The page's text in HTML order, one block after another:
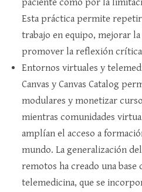
Esta práctica permite
trabajo en equipo, mejorar
promover la reflexión
Entornos virtuales y
Canvas y Canvas Catalog
modulares y monetizar
mientras comunidades
amplían el acceso a
mundo. La generalización
remotos ha creado una
telemedicina, que se